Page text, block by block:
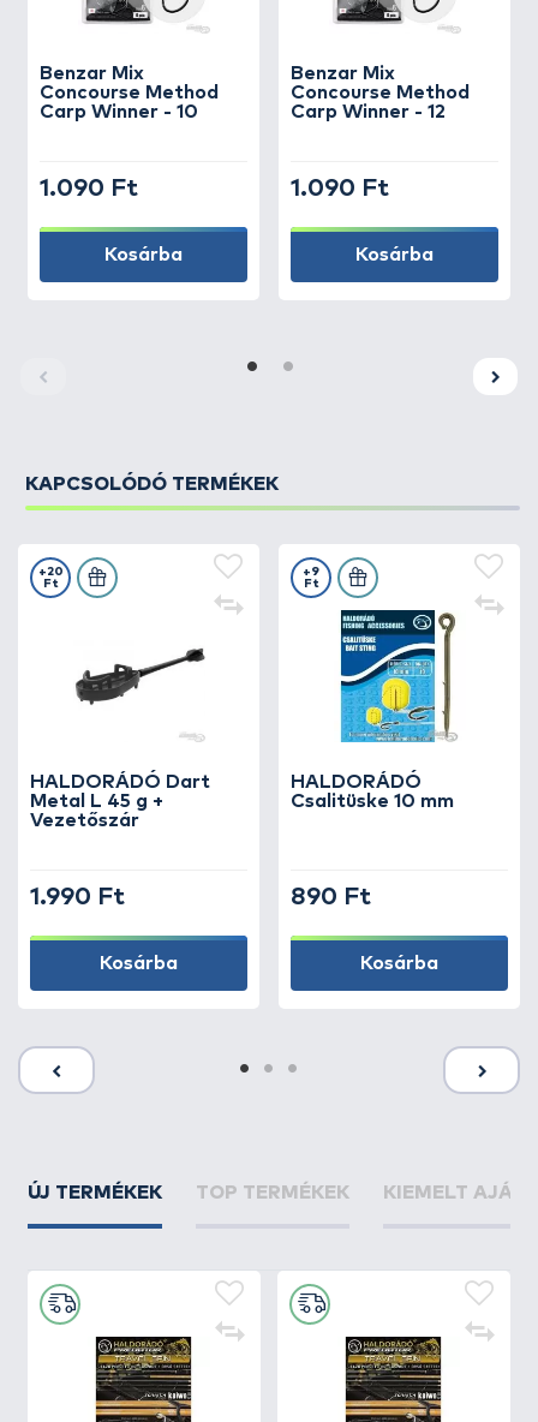
Benzar Mix
Concourse Method
Carp Winner - 10
1.090 Ft
Kosárba
Benzar Mix
Concourse Method
Carp Winner - 12
1.090 Ft
Kosárba
KAPCSOLÓDÓ TERMÉKEK
HALDORÁDÓ Dart
Metal L 45 g +
Vezetőszár
+20
Ft
1.990 Ft
Kosárba
HALDORÁDÓ
Csalitüske 10 mm
+9
Ft
890 Ft
Kosárba
ÚJ TERMÉKEK TOP TERMÉKEK KIEMELT